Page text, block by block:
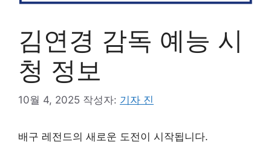
김연경 감독 예능 시
청 정보
10월 4, 2025 작성자: 기자 진
배구 레전드의 새로운 도전이 시작됩니다.